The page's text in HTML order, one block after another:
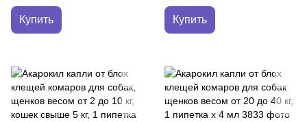
Купить Купить